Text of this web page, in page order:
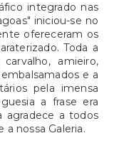
integrado nas
iniciou-se no
ofereceram os
Toda a
amieiro,
e a
pela imensa
a frase era
agradece a todos
nossa Galeria.